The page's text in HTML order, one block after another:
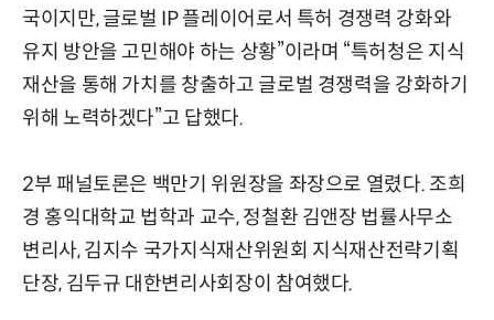
국이지만, 글로벌 IP 플레이어로서 특허 경쟁력 강화와
유지 방안을 고민해야 하는 상황”이라며 “특허청은 지식
재산을 통해 가치를 창출하고 글로벌 경쟁력을 강화하기
위해 노력하겠다”고 답했다.
2부 패널토론은 백만기 위원장을 좌장으로 열렸다. 조희
경 홍익대학교 법학과 교수, 정철환 김앤장 법률사무소
변리사, 김지수 국가지식재산위원회 지식재산전략기획
단장, 김두규 대한변리사회장이 참여했다.